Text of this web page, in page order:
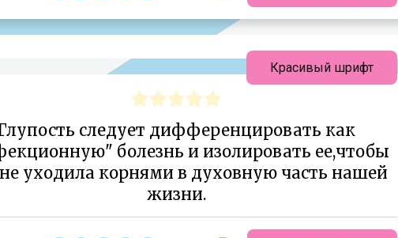
следует дифференцировать как
болезнь и изолировать ее,чтобы
уходила корнями в духовную часть нашей
жизни.
Красивый шрифт